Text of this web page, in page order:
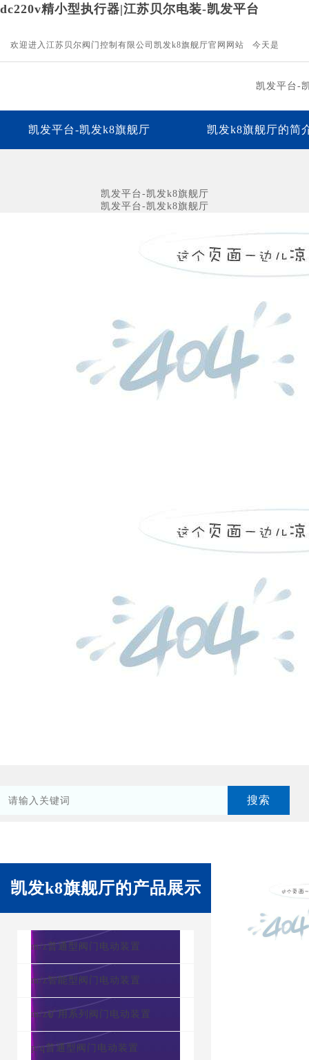
dc220v精小型执行器|江苏贝尔电装-凯发平台
欢迎进入江苏贝尔阀门控制有限公司凯发k8旗舰厅官网网站 今天是
凯发平台-
凯发平台-凯发k8旗舰厅 凯发k8旗舰厅的简
凯发平台-凯发k8旗舰厅
凯发平台-凯发k8旗舰厅
凯发k8旗舰厅的产品展示
m/z普通型阀门电动装置
m/z智能型阀门电动装置
m/z矿用系列阀门电动装置
p/q普通型阀门电动装置